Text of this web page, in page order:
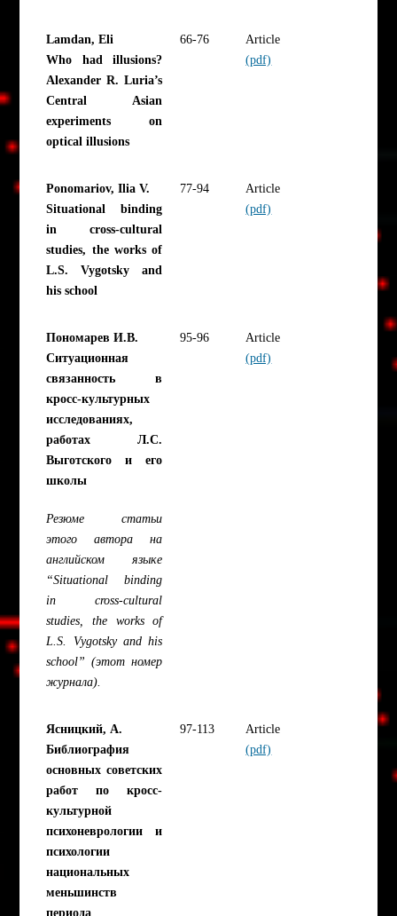
Lamdan, Eli
Who had illusions?
Alexander R. Luria’s
Central Asian
experiments on
optical illusions
66-76
Article
(pdf)
Ponomariov, Ilia V.
Situational binding
in cross-cultural
studies, the works of
L.S. Vygotsky and
his school
77-94
Article
(pdf)
Пономарев И.В.
Ситуационная
связанность в
кросс-культурных
исследованиях,
работах Л.С.
Выготского и его
школы
Резюме статьи
этого автора на
английском языке
“Situational binding
in cross-cultural
studies, the works of
L.S. Vygotsky and his
school” (этот номер
журнала).
95-96
Article
(pdf)
Ясницкий, А.
Библиография
основных советских
работ по кросс-
культурной
психоневрологии и
психологии
национальных
меньшинств
периода
97-113
Article
(pdf)